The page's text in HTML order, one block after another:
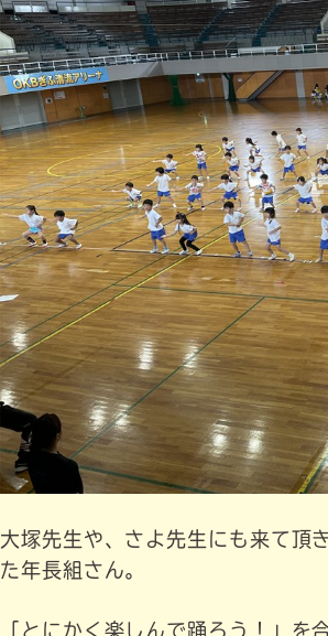
大塚先生や、さよ先生にも来て
た年長組さん。
「とにかく楽しんで踊ろう！」を